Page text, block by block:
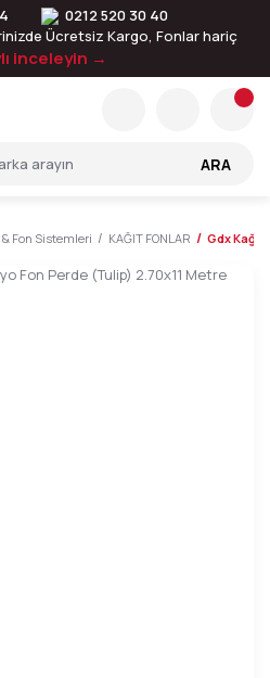
0212 520 30 40
Ücretsiz Kargo, Fonlar hariç
inceleyin →
ARA
& Fon Sistemleri KAĞIT FONLAR Gdx